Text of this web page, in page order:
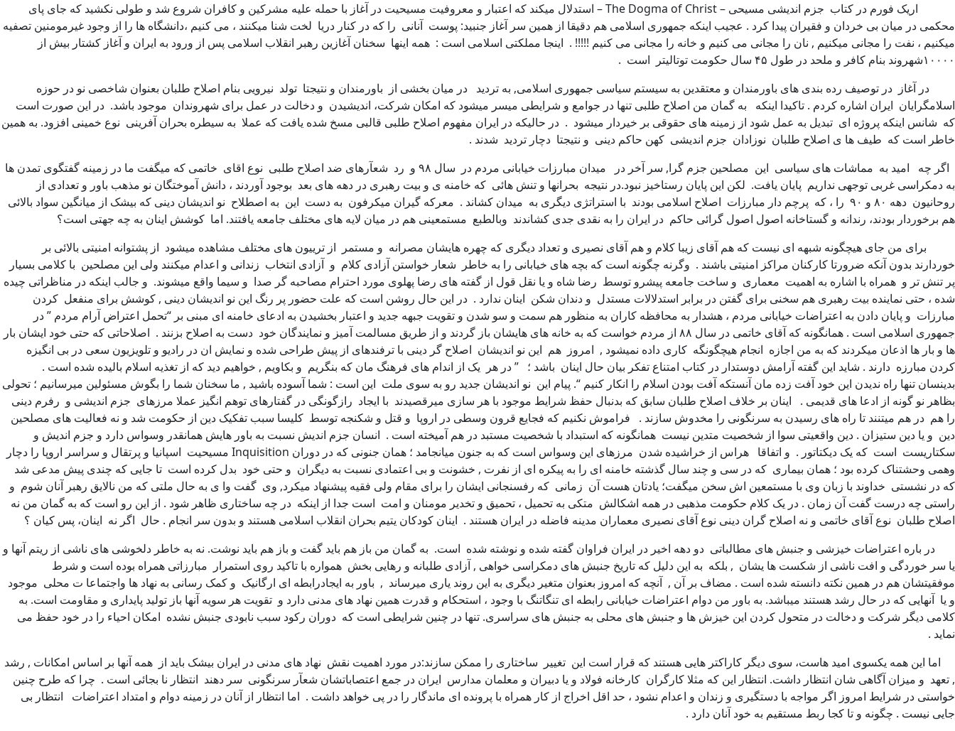
اریک فورم در کتاب جزم اندیشی مسیحی – The Dogma of Christ – استدلال میکند که اعتبار و معروفیت مسیحیت در آغاز با حمله علیه مشرکین و کافران شروع شد و طولی نکشید که جای پای
محکمی در میان بی خردان و فقیران پیدا کرد . عجیب اینکه جمهوری اسلامی هم دقیقا از همین سر آغاز جنبید: پوست آنانی را که در کنار دریا لخت شنا میکنند ، می کنیم ،دانشگاه ها را از وجود غیرمومنین تصفیه
میکنیم ، نفت را مجانی میکنیم , نان را مجانی می کنیم و خانه را مجانی می کنیم !!!!! . اینجا مملکتی اسلامی است : همه اینها سخنان آغازین رهبر انقلاب اسلامی پس از ورود به ایران و آغاز کشتار بیش از
۱۰۰۰۰شهروند بنام کافر و ملحد در طول ۴۵ سال حکومت توتالیتر است .
در آغاز در توصیف رده بندی های باورمندان و معتقدین به سیستم سیاسی جمهوری اسلامی, به تردید در میان بخشی از باورمندان و نتیجتا تولد نیرویی بنام اصلاح طلبان بعنوان شاخصی نو در حوزه
اسلامگرایان ایران اشاره کردم . تاکیدا اینکه به گمان من اصلاح طلبی تنها در جوامع و شرایطی میسر میشود که امکان شرکت، اندیشیدن و دخالت در عمل برای شهروندان موجود باشد. در این صورت است
که شانس اینکه پروژه ای تبدیل به عمل شود از زمینه های حقوقی بر خیردار میشود . در حالیکه در ایران مفهوم اصلاح طلبی قالبی مسخ شده یافت که عملا به سیطره بحران آفرینی نوع خمینی افزود. به همین
خاطر است که طیف ها ی اصلاح طلبان نوزادان جزم اندیشی کهن حاکم دینی و نتیجتا دچار تردید شدند .
اگر چه امید به مماشات های سیاسی این مصلحین جزم گرا, سر آخر در میدان مبارزات خیابانی مردم در سال ۹۸ و رد شعآرهای ضد اصلاح طلبی نوع اقای خاتمی که میگفت ما در زمینه گفتگوی تمدن ها
به دمکراسی غربی توجهی نداریم پایان یافت. لکن این پایان رستاخیز نبود.در نتیجه بحرانها و تنش هائی که خامنه ی و بیت رهبری در دهه های بعد بوجود آوردند ، دانش آموختگان نو مذهب باور و تعدادی از
روحانیون دهه ۸۰ و ۹۰ را ، که پرچم دار مبارزات اصلاح اسلامی بودند با استراتژی دیگری به میدان کشاند . معرکه گیران میکرفون به دست این به اصطلاح نو اندیشان دینی که بیشک از میانگین سواد بالائی
هم برخوردار بودند، رندانه و گستاخانه اصول اصول گرائی حاکم در ایران را به نقدی جدی کشاندند وبالطبع مستمعینی هم در میان لایه های مختلف جامعه یافتند. اما کوشش اینان به چه جهتی است؟
برای من جای هیچگونه شبهه ای نیست که هم آقای زیبا کلام و هم آقای نصیری و تعداد دیگری که چهره هایشان مصرانه و مستمر از ترییون های مختلف مشاهده میشود از پشتوانه امنیتی بالائی بر
خوردارند بدون آنکه ضرورتا کارکنان مراکز امنیتی باشند . وگرنه چگونه است که بچه های خیابانی را به خاطر شعار خواستن آزادی کلام و آزادی انتخاب زندانی و اعدام میکنند ولی این مصلحین با کلامی بسیار
پر تنش تر و همراه با اشاره به اهمیت معماری و ساخت جامعه پیشرو توسط رضا شاه و یا نقل قول از گفته های رضا پهلوی مورد احترام مصاحبه گر صدا و سیما واقع میشوند. و جالب اینکه در مناظراتی چیده
شده ، حتی نماینده بیت رهبری هم سخنی برای گفتن در برابر استدلالات مستدل و دندان شکن اینان ندارد . در این حال روشن است که علت حضور پر رنگ این نو اندیشان دینی , کوشش برای منفعل کردن
مبارزات و پایان دادن به اعتراضات خیابانی مردم ، هشدار به محافظه کاران به منظور هم سمت و سو شدن و تقویت جبهه جدید و اعتبار بخشیدن به ادعای خامنه ای مبنی بر “تحمل اعتراض آرام مردم ” در
جمهوری اسلامی است . همانگونه که آقای خاتمی در سال ۸۸ از مردم خواست که به خانه های هایشان باز گردند و از طریق مسالمت آمیز و نمایندگان خود دست به اصلاح بزنند . اصلاحاتی که حتی خود ایشان بار
ها و بار ها اذعان میکردند که به من اجازه انجام هیچگونگه کاری داده نمیشود , امروز هم این نو اندیشان اصلاح گر دینی با ترفندهای از پیش طراحی شده و نمایش ان در رادیو و تلویزیون سعی در بی انگیزه
کردن مبارزه دارند . شاید این گفته آرامش دوستدار در کتاب امتناع تفکر بیان حال اینان باشد ؛ ” در هر یک از اندام های فرهنگ مان که بنگریم و بکاویم , خواهیم دید که از تغذیه اسلام بالیده شده است .
بدینسان تنها راه ندیدن این خود آفت زده مان آنستکه آفت بودن اسلام را انکار کنیم “. پیام این نو اندیشان جدید رو به سوی ملت این است : شما آسوده باشید , ما سخنان شما را بگوش مسئولین میرسانیم ؛ تحولی
بظاهر نو گونه از ادعا های قدیمی . اینان بر خلاف اصلاح طلبان سابق که بدنبال حفظ شرایط موجود با هر سازی میرقصیدند با ایجاد رازگونگی در گفتارهای توهم انگیز عملا مرزهای جزم اندیشی و رفرم دینی
را هم در هم میتنند تا راه های رسیدن به سرنگونی را مخدوش سازند . فراموش نکنیم که فجایع قرون وسطی در اروپا و قتل و شکنجه توسط کلیسا سبب تفکیک دین از حکومت شد و نه فعالیت های مصلحین
دین و یا دین ستیزان . دین واقعیتی سوا از شخصیت متدین نیست همانگونه که استبداد با شخصیت مستبد در هم آمیخته است . انسان جزم اندیش نسبت به باور هایش همانقدر وسواس دارد و جزم اندیش و
سکتاریست است که یک دیکتاتور . و اتفاقا هراس از خراشیده شدن مرزهای این وسواس است که به جنون میانجامد ؛ همان جنونی که در دوران Inquisition مسیحیت اسپانیا و پرتقال و سراسر اروپا را دچار
وهمی وحشتناک کرده بود ؛ همان بیماری که در سی و چند سال گذشته خامنه ای را به پیکره ای از نفرت , خشونت و بی اعتمادی نسبت به دیگران و حتی خود بدل کرده است تا جایی که چندی پیش مدعی شد
که در نشستی خداوند با زبان وی با مستمعین اش سخن میگفت؛ یادتان هست آن زمانی که رفسنجانی ایشان را برای مقام ولی فقیه پیشنهاد میکرد, وی گفت وا ی به حال ملتی که من نالایق رهبر آنان شوم و
راستی چه درست گفت آن زمان . در یک کلام حکومت مذهبی در همه اشکالش متکی به تحمیل ، تحمیق و تخدیر مومنان و امت است جدا از اینکه در چه ساختاری ظاهر شود . از این رو است که به گمان من نه
اصلاح طلبان نوع آقای خاتمی و نه اصلاح گران دینی نوع آقای نصیری معماران مدینه فاضله در ایران هستند . اینان کودکان یتیم بحران انقلاب اسلامی هستند و بدون سر انجام . حال اگر نه اینان، پس کیان ؟
در باره اعتراضات خیزشی و جنبش های مطالباتی دو دهه اخیر در ایران فراوان گفته شده و نوشته شده است. به گمان من باز هم باید گفت و باز هم باید نوشت. نه به خاطر دلخوشی های ناشی از ریتم آنها و
یا سر خوردگی و افت ناشی از شکست ها یشان , بلکه به این دلیل که تاریخ جنبش های دمکراسی خواهی , آزادی طلبانه و رهایی بخش همواره با تاکید روی استمرار مبارزاتی همراه بوده است و شرط
موفقیتشان هم در همین نکته دانسته شده است . مضاف بر آن , آنچه که امروز بعنوان متغیر دیگری به این روند یاری میرساند , باور به ایجادرابطه ای ارگانیک و کمک رسانی به نهاد ها واجتماعا ت محلی موجود
و یا آنهایی که در حال رشد هستند میباشد. به باور من دوام اعتراضات خیابانی رابطه ای تنگاتنگ با وجود ، استحکام و قدرت همین نهاد های مدنی دارد و تقویت هر سویه آنها باز تولید پایداری و مقاومت است. به
کلامی دیگر شرکت و دخالت در متحول کردن این خیزش ها و جنبش های محلی به جنبش های سراسری. تنها در چنین شرایطی است که دوران رکود سبب نابودی جنبش نشده امکان احیاء را در خود حفظ می
نماید .
اما این همه یکسوی امید هاست، سوی دیگر کاراکتر هایی هستند که قرار است این تغییر ساختاری را ممکن سازند:در مورد اهمیت نقش نهاد های مدنی در ایران بیشک باید از همه آنها بر اساس امکانات , رشد
, تعهد و میزان آگاهی شان انتظار داشت. انتظار این که مثلا کارگران کارخانه فولاد و یا دبیران و معلمان مدارس ایران در جمع اعتصاباتشان شعآر سرنگونی سر دهند انتظار نا بجائی است . چرا که طرح چنین
خواستی در شرایط امروز اگر مواجه با دستگیری و زندان و اعدام نشود ، حد اقل اخراج از کار همراه با پرونده ای ماندگار را در پی خواهد داشت . اما انتظار از آنان در زمینه دوام و امتداد اعتراضات انتظار بی
جایی نیست . چگونه و تا کجا ربط مستقیم به خود آنان دارد .